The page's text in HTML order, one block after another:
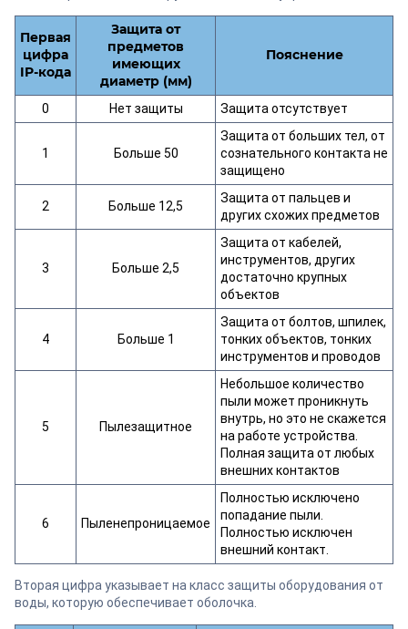
Первая
цифра
IP-кода
Защита от
предметов
имеющих
диаметр (мм)
Пояснение
0 Нет защиты Защита отсутствует
1 Больше 50
Защита от больших тел, от
сознательного контакта не
защищено
2 Больше 12,5
Защита от пальцев и
других схожих предметов
3 Больше 2,5
Защита от кабелей,
инструментов, других
достаточно крупных
объектов
4 Больше 1
Защита от болтов, шпилек,
тонких объектов, тонких
инструментов и проводов
5 Пылезащитное
Небольшое количество
пыли может проникнуть
внутрь, но это не скажется
на работе устройства.
Полная защита от любых
внешних контактов
6 Пыленепроницаемое
Полностью исключено
попадание пыли.
Полностью исключен
внешний контакт.
Вторая цифра указывает на класс защиты оборудования от
воды, которую обеспечивает оболочка.